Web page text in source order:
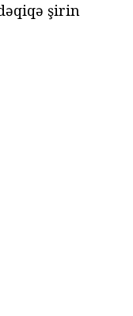
şirin